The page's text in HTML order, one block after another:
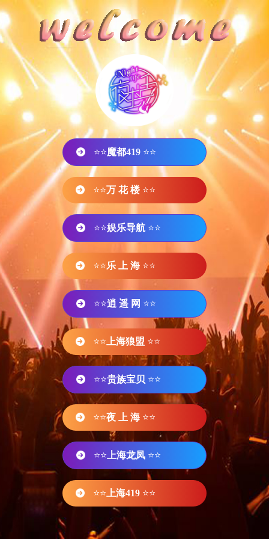
⭐⭐魔都419 ⭐⭐
⭐⭐万 花 楼 ⭐⭐
⭐⭐娱乐导航 ⭐⭐
⭐⭐乐 上 海 ⭐⭐
⭐⭐逍 遥 网 ⭐⭐
⭐⭐ 上海狼盟 ⭐⭐
⭐⭐贵族宝贝 ⭐⭐
⭐⭐夜 上 海 ⭐⭐
⭐⭐ 上海龙凤 ⭐⭐
⭐⭐ 上海419 ⭐⭐